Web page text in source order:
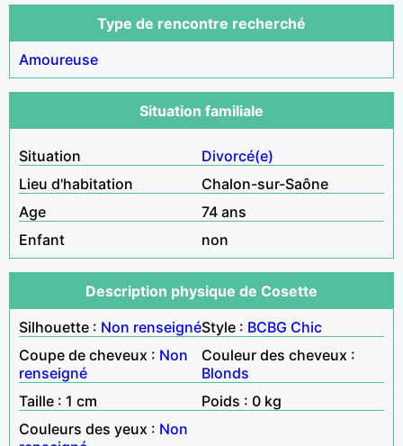
Type de rencontre recherché
Amoureuse
Situation familiale
Situation
Divorcé(e)
Lieu d'habitation
Chalon-sur-Saône
Age
74 ans
Enfant
non
Description physique de Cosette
Silhouette : Non renseignéStyle : BCBG Chic
Coupe de cheveux : Non
renseigné
Couleur des cheveux :
Blonds
Taille : 1 cm
Poids : 0 kg
Couleurs des yeux : Non